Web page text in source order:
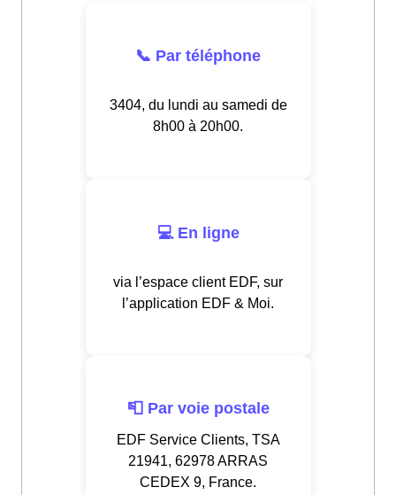
📞 Par téléphone
3404, du lundi au samedi de
8h00 à 20h00.
💻 En ligne
via l’espace client EDF, sur
l’application EDF & Moi.
📮 Par voie postale
EDF Service Clients, TSA
21941, 62978 ARRAS
CEDEX 9, France.